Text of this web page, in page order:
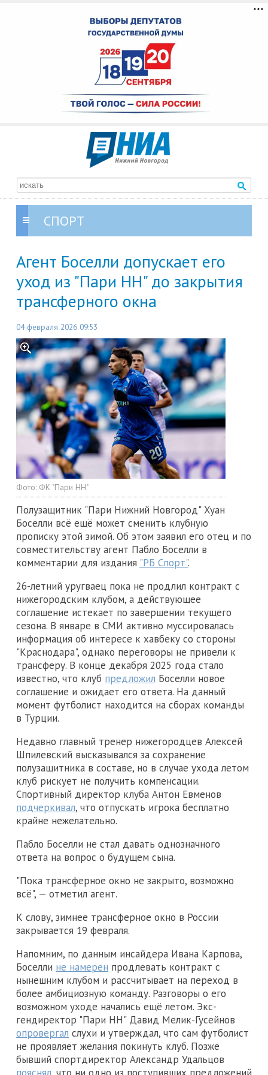
СПОРТ
Агент Боселли допускает его
уход из "Пари НН" до закрытия
трансферного окна
04 февраля 2026 09:53
Фото: ФК "Пари НН"
Полузащитник "Пари Нижний Новгород" Хуан
Боселли всё ещё может сменить клубную
прописку этой зимой. Об этом заявил его отец и по
совместительству агент Пабло Боселли в
комментарии для издания "РБ Спорт".
26-летний уругваец пока не продлил контракт с
нижегородским клубом, а действующее
соглашение истекает по завершении текущего
сезона. В январе в СМИ активно муссировалась
информация об интересе к хавбеку со стороны
"Краснодара", однако переговоры не привели к
трансферу. В конце декабря 2025 года стало
известно, что клуб предложил Боселли новое
соглашение и ожидает его ответа. На данный
момент футболист находится на сборах команды
в Турции.
Недавно главный тренер нижегородцев Алексей
Шпилевский высказывался за сохранение
полузащитника в составе, но в случае ухода летом
клуб рискует не получить компенсации.
Спортивный директор клуба Антон Евменов
подчеркивал, что отпускать игрока бесплатно
крайне нежелательно.
Пабло Боселли не стал давать однозначного
ответа на вопрос о будущем сына.
"Пока трансферное окно не закрыто, возможно
всё", — отметил агент.
К слову, зимнее трансферное окно в России
закрывается 19 февраля.
Напомним, по данным инсайдера Ивана Карпова,
Боселли не намерен продлевать контракт с
нынешним клубом и рассчитывает на переход в
более амбициозную команду. Разговоры о его
возможном уходе начались ещё летом. Экс-
гендиректор "Пари НН" Давид Мелик-Гусейнов
опровергал слухи и утверждал, что сам футболист
не проявляет желания покинуть клуб. Позже
бывший спортдиректор Александр Удальцов